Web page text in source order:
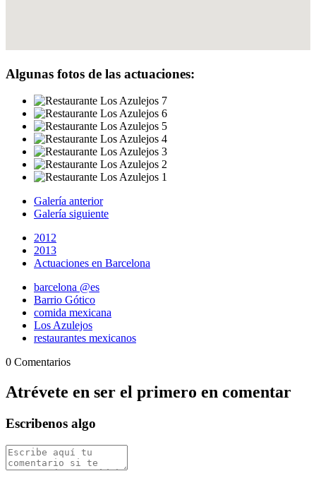
Algunas fotos de las actuaciones:
Galería anterior
Galería siguiente
2012
2013
Actuaciones en Barcelona
barcelona @es
Barrio Gótico
comida mexicana
Los Azulejos
restaurantes mexicanos
0 Comentarios
Atrévete en ser el primero en comentar
Escribenos algo